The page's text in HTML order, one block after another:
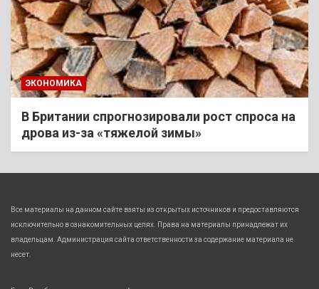
ЭКОНОМИКА
В Британии спрогнозировали рост спроса на
дрова из-за «тяжелой зимы»
Все материалы на данном сайте взяты из открытых источников и предоставляются
исключительно в ознакомительных целях. Права на материалы принадлежат их
владельцам. Администрация сайта ответственности за содержание материала не
несет.